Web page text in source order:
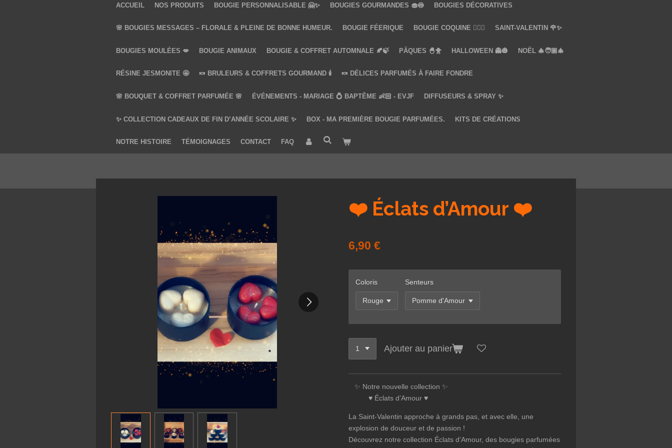
ACCUEIL NOS PRODUITS BOUGIE PERSONNALISABLE 🤗✨ BOUGIES GOURMANDES 🧁🍥 BOUGIES DÉCORATIVES
🌸 BOUGIES MESSAGES – FLORALE & PLEINE DE BONNE HUMEUR. BOUGIE FÉERIQUE BOUGIE COQUINE ❤️‍🔥🔞 SAINT-VALENTIN 🌹✨
BOUGIES MOULÉES 💋 BOUGIE ANIMAUX BOUGIE & COFFRET AUTOMNALE 🍂🍃 PÂQUES 🐣🐥 HALLOWEEN 👻🎃 NOËL 🎄🧑🏼‍🎄
RÉSINE JESMONITE 🤩 🍬 BRULEURS & COFFRETS GOURMAND 🕯️ 🍬 DÉLICES PARFUMÉS À FAIRE FONDRE
🌸 BOUQUET & COFFRET PARFUMÉE 🌸 ÉVÉNEMENTS - MARIAGE 💍 BAPTÊME 👶🏻 - EVJF DIFFUSEURS & SPRAY ✨
✨ COLLECTION CADEAUX DE FIN D’ANNÉE SCOLAIRE ✨ BOX - MA PREMIÈRE BOUGIE PARFUMÉES. KITS DE CRÉATIONS
NOTRE HISTOIRE TÉMOIGNAGES CONTACT FAQ
❤️ Éclats d’Amour ❤️
6,90 €
Coloris Senteurs
Ajouter au panier
✨ Notre nouvelle collection ✨
♥️ Éclats d’Amour ♥️
La Saint-Valentin approche à grands pas, et avec elle, une
explosion de douceur et de passion !
Découvrez notre collection Éclats d’Amour, des bougies parfumées